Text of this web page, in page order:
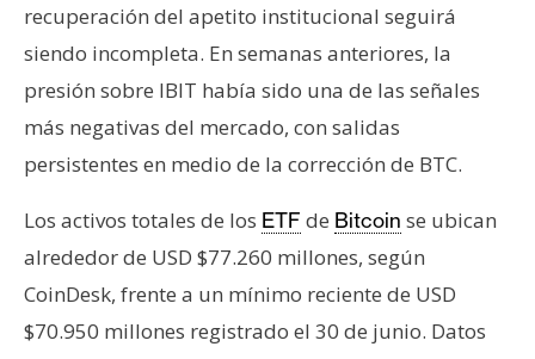
recuperación del apetito institucional seguirá
siendo incompleta. En semanas anteriores, la
presión sobre IBIT había sido una de las señales
más negativas del mercado, con salidas
persistentes en medio de la corrección de BTC.
Los activos totales de los ETF de Bitcoin se ubican
alrededor de USD $77.260 millones, según
CoinDesk, frente a un mínimo reciente de USD
$70.950 millones registrado el 30 de junio. Datos